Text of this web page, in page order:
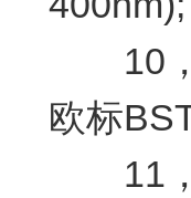
10，
欧标
11，